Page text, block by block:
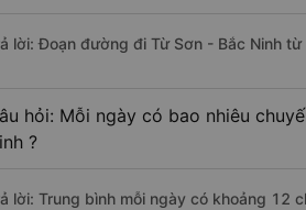
lời: Đoạn đường đi Từ Sơn - Bắc Ninh
hỏi: Mỗi ngày có bao nhiêu
?
lời: Trung bình mỗi ngày có khoảng 12